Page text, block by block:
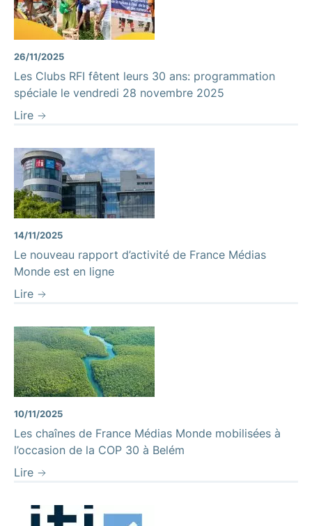
26/11/2025
Les Clubs RFI fêtent leurs 30 ans: programmation
spéciale le vendredi 28 novembre 2025
Lire
14/11/2025
Le nouveau rapport d’activité de France Médias
Monde est en ligne
Lire
10/11/2025
Les chaînes de France Médias Monde mobilisées à
l’occasion de la COP 30 à Belém
Lire